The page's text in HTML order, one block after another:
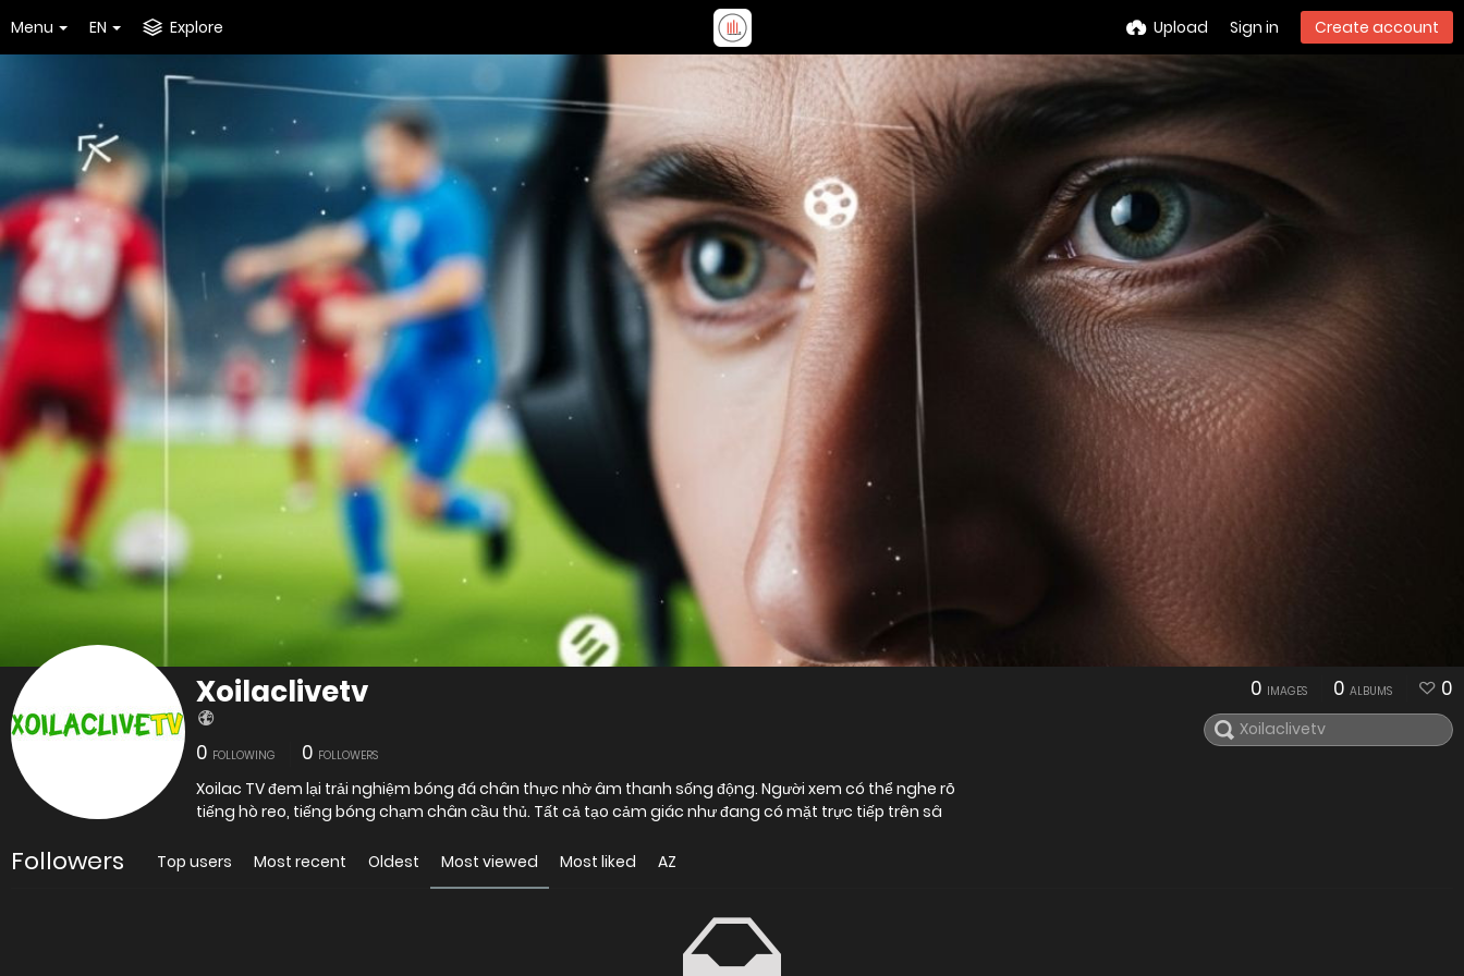
Menu EN Explore Upload Sign in Create account
Xoilaclivetv
0 FOLLOWING 0 FOLLOWERS
Xoilac TV đem lại trải nghiệm bóng đá chân thực nhờ âm thanh sống động. Người xem có thể nghe rõ
tiếng hò reo, tiếng bóng chạm chân cầu thủ. Tất cả tạo cảm giác như đang có mặt trực tiếp trên sâ
0 IMAGES 0 ALBUMS 0
Followers Top users Most recent Oldest Most viewed Most liked AZ